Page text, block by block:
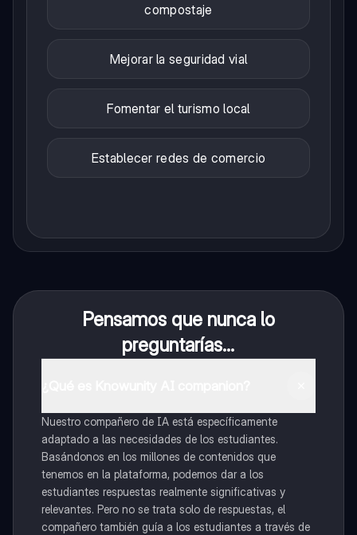
compostaje
Mejorar la seguridad vial
Fomentar el turismo local
Establecer redes de comercio
Pensamos que nunca lo
preguntarías...
Nuestro compañero de IA está específicamente
adaptado a las necesidades de los estudiantes.
Basándonos en los millones de contenidos que
tenemos en la plataforma, podemos dar a los
estudiantes respuestas realmente significativas y
relevantes. Pero no se trata solo de respuestas, el
compañero también guía a los estudiantes a través de